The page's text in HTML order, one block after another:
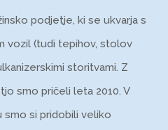
podjetje, ki se ukvarja s
vozil (tudi tepihov, stolov
storitvami. Z
smo pričeli leta 2010. V
smo si pridobili veliko